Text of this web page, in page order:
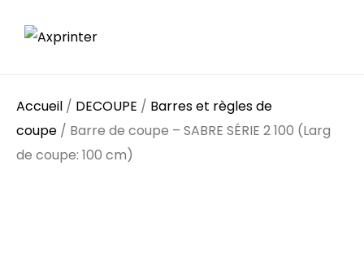
Accueil / DECOUPE / Barres et règles de
coupe / Barre de coupe – SABRE SÉRIE 2 100 (Larg
de coupe: 100 cm)